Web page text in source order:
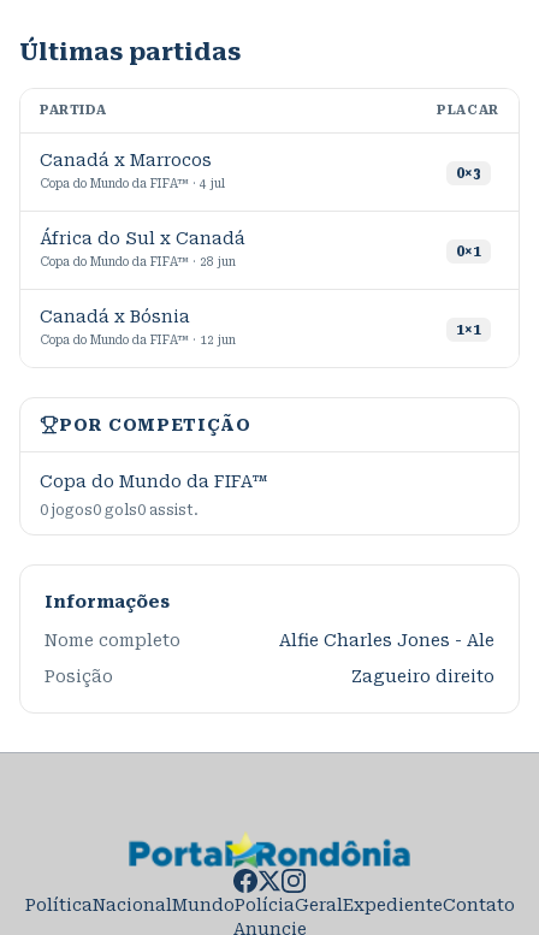
Últimas partidas
PARTIDA PLACAR
Canadá x Marrocos
Copa do Mundo da FIFA™ · 4 jul
0×3
África do Sul x Canadá
Copa do Mundo da FIFA™ · 28 jun
0×1
Canadá x Bósnia
Copa do Mundo da FIFA™ · 12 jun
1×1
POR COMPETIÇÃO
Copa do Mundo da FIFA™
0 jogos0 gols0 assist.
Informações
Nome completo
Alfie Charles Jones - Ale
Posição
Zagueiro direito
PolíticaNacionalMundoPolíciaGeralExpedienteContato
Anuncie